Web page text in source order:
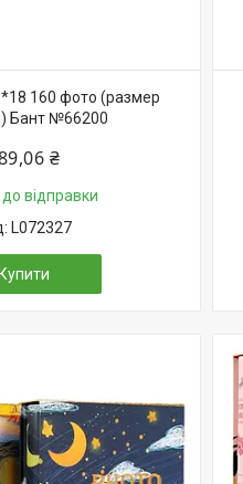
160 фото (размер
Бант №66200
₴
до відправки
L072327
Купити